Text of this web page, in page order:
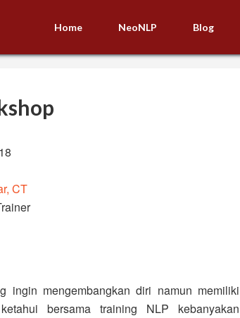
Home NeoNLP Blog
CT
mengembangkan diri namun memiliki
bersama training NLP kebanyakan